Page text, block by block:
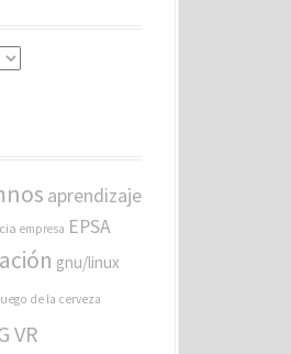
aprendizaje
empresa EPSA
gnu/linux
de la cerveza
VR